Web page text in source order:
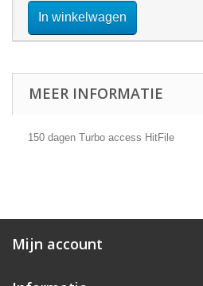
In winkelwagen
MEER INFORMATIE
150 dagen Turbo access HitFile
Mijn account